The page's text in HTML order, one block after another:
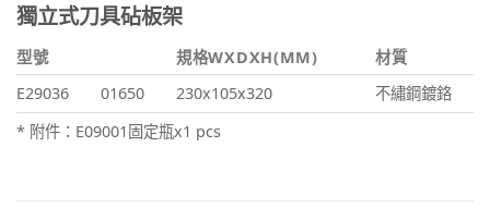
獨立式刀具砧板架
型號 規格WXDXH(MM)
材質
E29036
01650 230x105x320
不繡鋼鍍鉻
* 附件：E09001固定瓶x1 pcs